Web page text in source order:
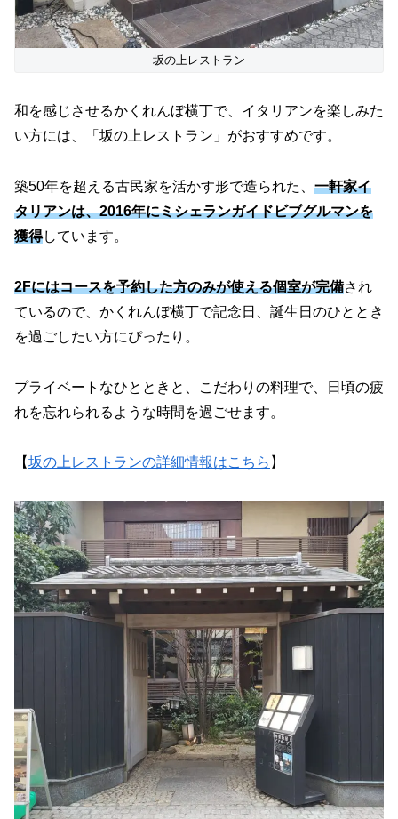
坂の上レストラン
和を感じさせるかくれんぼ横丁で、イタリアンを楽しみた
い方には、「坂の上レストラン」がおすすめです。
築50年を超える古民家を活かす形で造られた、 一軒家イ
タリアンは、2016年にミシェランガイドビブグルマンを
獲得しています。
2Fにはコースを予約した方のみが使える個室が完備され
ているので、かくれんぼ横丁で記念日、誕生日のひととき
を過ごしたい方にぴったり。
プライベートなひとときと、こだわりの料理で、日頃の疲
れを忘れられるような時間を過ごせます。
【坂の上レストランの詳細情報はこちら 】